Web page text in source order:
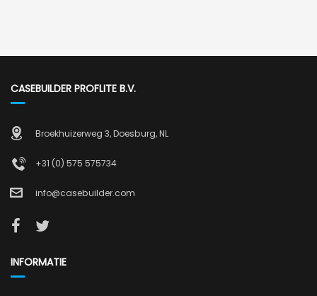
CASEBUILDER PROFLITE B.V.
Broekhuizerweg 3, Doesburg, NL
+31 (0) 575 575734
info@casebuilder.com
INFORMATIE